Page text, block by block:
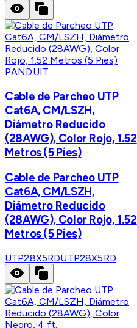
PANDUIT
Cable de Parcheo UTP
Cat6A, CM/LSZH,
Diámetro Reducido
(28AWG), Color Rojo, 1.52
Metros (5 Pies)
Cable de Parcheo UTP
Cat6A, CM/LSZH,
Diámetro Reducido
(28AWG), Color Rojo, 1.52
Metros (5 Pies)
UTP28X5RDUTP28X5RD